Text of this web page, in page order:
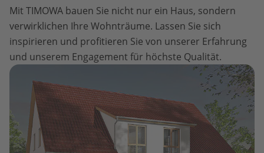
Mit TIMOWA bauen Sie nicht nur ein Haus, sondern
verwirklichen Ihre Wohnträume. Lassen Sie sich
inspirieren und profitieren Sie von unserer Erfahrung
und unserem Engagement für höchste Qualität.